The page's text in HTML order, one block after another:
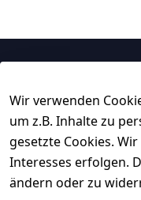
Wir verwenden
um z.B. Inhalte zu
gesetzte Cookies.
Interesses erfolgen.
ändern oder zu
Impressum